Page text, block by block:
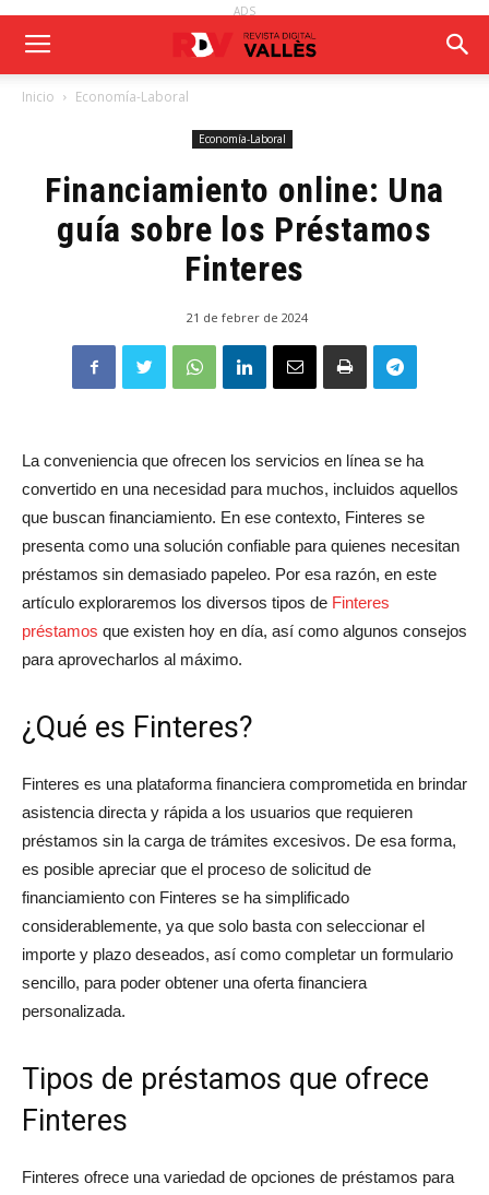
ADS
Inicio Economía-Laboral
Economía-Laboral
Financiamiento online: Una
guía sobre los Préstamos
Finteres
21 de febrer de 2024
La conveniencia que ofrecen los servicios en línea se ha
convertido en una necesidad para muchos, incluidos aquellos
que buscan financiamiento. En ese contexto, Finteres se
presenta como una solución confiable para quienes necesitan
préstamos sin demasiado papeleo. Por esa razón, en este
artículo exploraremos los diversos tipos de Finteres
préstamos que existen hoy en día, así como algunos consejos
para aprovecharlos al máximo.
¿Qué es Finteres?
Finteres es una plataforma financiera comprometida en brindar
asistencia directa y rápida a los usuarios que requieren
préstamos sin la carga de trámites excesivos. De esa forma,
es posible apreciar que el proceso de solicitud de
financiamiento con Finteres se ha simplificado
considerablemente, ya que solo basta con seleccionar el
importe y plazo deseados, así como completar un formulario
sencillo, para poder obtener una oferta financiera
personalizada.
Tipos de préstamos que ofrece
Finteres
Finteres ofrece una variedad de opciones de préstamos para